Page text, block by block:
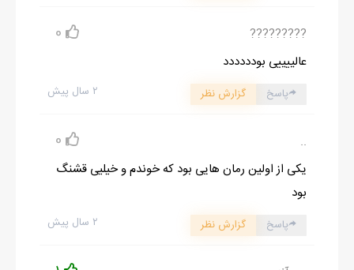
?????????
0
عالییییی بودددددد
۲ سال پیش پاسخ گزارش نظر
..
0
یکی از اولین رمان هایی بود که خوندم و خیلیی قشنگ
بود
۲ سال پیش پاسخ گزارش نظر